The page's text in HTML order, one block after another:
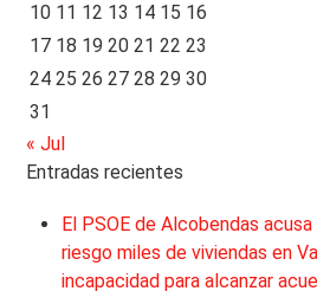
10 11 12 13 14 15 16
17 18 19 20 21 22 23
24 25 26 27 28 29 30
31
« Jul
Entradas recientes
El PSOE de Alcobendas
riesgo miles de viviendas en
incapacidad para alcanzar